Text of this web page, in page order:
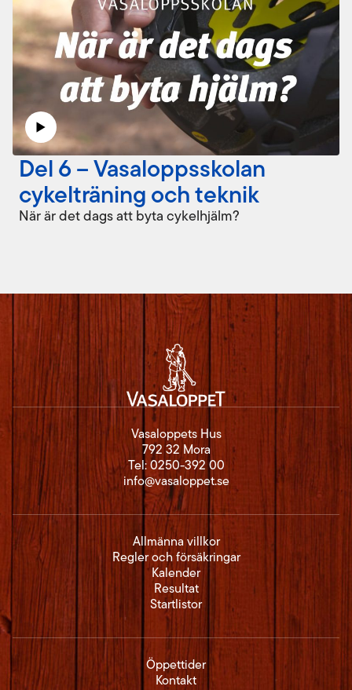
Del 6 – Vasaloppsskolan
cykelträning och teknik
När är det dags att byta cykelhjälm?
Allmänna villkor
Regler och försäkringar
Kalender
Resultat
Startlistor
Öppettider
Kontakt
Vasaloppets Hus
792 32 Mora
Tel:0250-392 00
info@vasaloppet.se